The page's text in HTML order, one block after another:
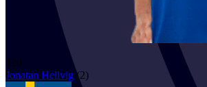
120
Jonatan Hellvig (2)